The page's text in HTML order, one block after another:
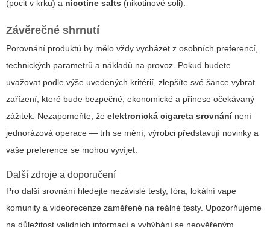
(pocit v krku) a nicotine salts (nikotinové soli).
Závěrečné shrnutí
Porovnání produktů by mělo vždy vycházet z osobních preferencí,
technických parametrů a nákladů na provoz. Pokud budete
uvažovat podle výše uvedených kritérií, zlepšíte své šance vybrat
zařízení, které bude bezpečné, ekonomické a přinese očekávaný
zážitek. Nezapomeňte, že elektronická cigareta srovnánínení
jednorázová operace — trh se mění, výrobci představují novinky a
vaše preference se mohou vyvíjet.
Další zdroje a doporučení
Pro další srovnání hledejte nezávislé testy, fóra, lokální vape
komunity a videorecenze zaměřené na reálné testy. Upozorňujeme
na důležitost validních informací a vyhýbání se neověřeným